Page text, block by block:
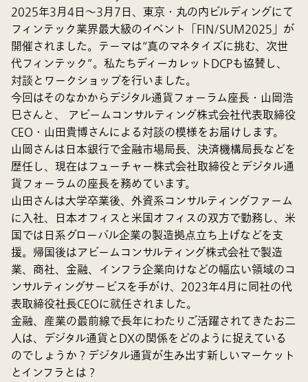
2025年3月4日〜3月7日、東京・丸の内ビルディングにて
フィンテック業界最大級のイベント 「FIN/SUM2025」 が
開催されました。テーマは“真のマネタイズに挑む、次世
代フィンテック”。私たちディーカレットDCPも協賛し、
対談とワークショップを行いました。
今回はそのなかからデジタル通貨フォーラム座長・山岡浩
巳さんと、 アビームコンサルティング株式会社代表取締役
CEO・山田貴博さんによる対談の模様をお届けします。
山岡さんは日本銀行で金融市場局長、決済機構局長などを
歴任し、現在はフューチャー株式会社取締役とデジタル通
貨フォーラムの座長を務めています。
山田さんは大学卒業後、外資系コンサルティングファーム
に入社、日本オフィスと米国オフィスの双方で勤務し、米
国では日系グローバル企業の製造拠点立ち上げなどを支
援。帰国後はアビームコンサルティング株式会社で製造
業、商社、金融、インフラ企業向けなどの幅広い領域のコ
ンサルティングサービスを手がけ、2023年4月に同社の代
表取締役社長CEOに就任されました。
金融、産業の最前線で長年にわたりご活躍されてきたお二
人は、デジタル通貨とDXの関係をどのように捉えている
のでしょうか？デジタル通貨が生み出す新しいマーケット
とインフラとは？